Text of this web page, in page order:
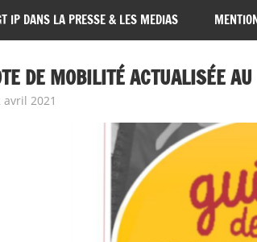
IP DANS LA PRESSE & LES MEDIAS
DE MOBILITÉ ACTUALISÉE
avril 2021